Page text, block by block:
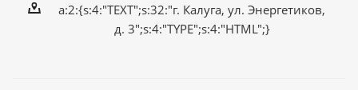
a:2:{s:4:"TEXT";s:32:"г. Калуга, ул. Энергетиков,
д. 3";s:4:"TYPE";s:4:"HTML";}